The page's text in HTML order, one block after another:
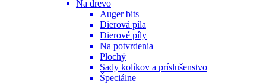
Na drevo
Auger bits
Dierová píla
Dierové píly
Na potvrdenia
Plochý
Sady kolíkov a príslušenstvo
Špeciálne